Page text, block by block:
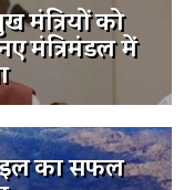
मंत्रियों को
मंत्रिमंडल में
का सफल